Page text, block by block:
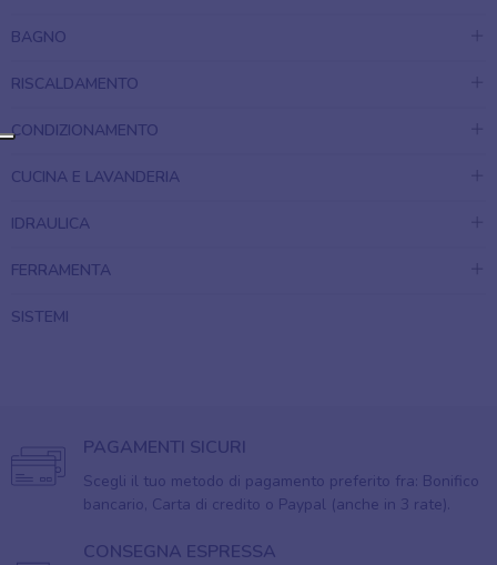
BAGNO
RISCALDAMENTO
CONDIZIONAMENTO
CUCINA E LAVANDERIA
IDRAULICA
FERRAMENTA
SISTEMI
PAGAMENTI SICURI
Scegli il tuo metodo di pagamento preferito fra: Bonifico
bancario, Carta di credito o Paypal (anche in 3 rate).
CONSEGNA ESPRESSA